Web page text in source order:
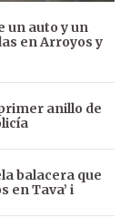
un auto y un
en Arroyos y
anillo de
balacera que
en Tava’ i